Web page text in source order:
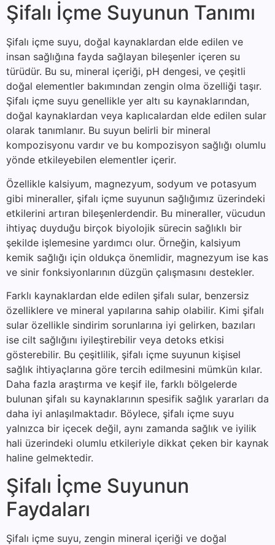
Şifalı İçme Suyunun Tanımı
Şifalı içme suyu, doğal kaynaklardan elde edilen ve
insan sağlığına fayda sağlayan bileşenler içeren su
türüdür. Bu su, mineral içeriği, pH dengesi, ve çeşitli
doğal elementler bakımından zengin olma özelliği taşır.
Şifalı içme suyu genellikle yer altı su kaynaklarından,
doğal kaynaklardan veya kaplıcalardan elde edilen sular
olarak tanımlanır. Bu suyun belirli bir mineral
kompozisyonu vardır ve bu kompozisyon sağlığı olumlu
yönde etkileyebilen elementler içerir.
Özellikle kalsiyum, magnezyum, sodyum ve potasyum
gibi mineraller, şifalı içme suyunun sağlığımız üzerindeki
etkilerini artıran bileşenlerdendir. Bu mineraller, vücudun
ihtiyaç duyduğu birçok biyolojik sürecin sağlıklı bir
şekilde işlemesine yardımcı olur. Örneğin, kalsiyum
kemik sağlığı için oldukça önemlidir, magnezyum ise kas
ve sinir fonksiyonlarının düzgün çalışmasını destekler.
Farklı kaynaklardan elde edilen şifalı sular, benzersiz
özelliklere ve mineral yapılarına sahip olabilir. Kimi şifalı
sular özellikle sindirim sorunlarına iyi gelirken, bazıları
ise cilt sağlığını iyileştirebilir veya detoks etkisi
gösterebilir. Bu çeşitlilik, şifalı içme suyunun kişisel
sağlık ihtiyaçlarına göre tercih edilmesini mümkün kılar.
Daha fazla araştırma ve keşif ile, farklı bölgelerde
bulunan şifalı su kaynaklarının spesifik sağlık yararları da
daha iyi anlaşılmaktadır. Böylece, şifalı içme suyu
yalnızca bir içecek değil, aynı zamanda sağlık ve iyilik
hali üzerindeki olumlu etkileriyle dikkat çeken bir kaynak
haline gelmektedir.
Şifalı İçme Suyunun
Faydaları
Şifalı içme suyu, zengin mineral içeriği ve doğal